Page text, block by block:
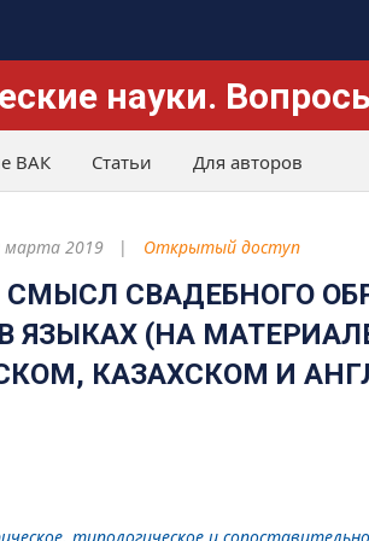
науки.
ВАК Статьи Для авторов
марта 2019 Открытый доступ
СВАДЕБНОГО
ЯЗЫКАХ (НА
КАЗАХСКОМ И